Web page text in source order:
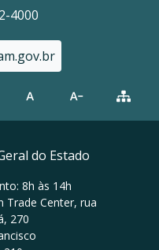
4000
do Estado
8h às 14h
Trade Center, rua
270